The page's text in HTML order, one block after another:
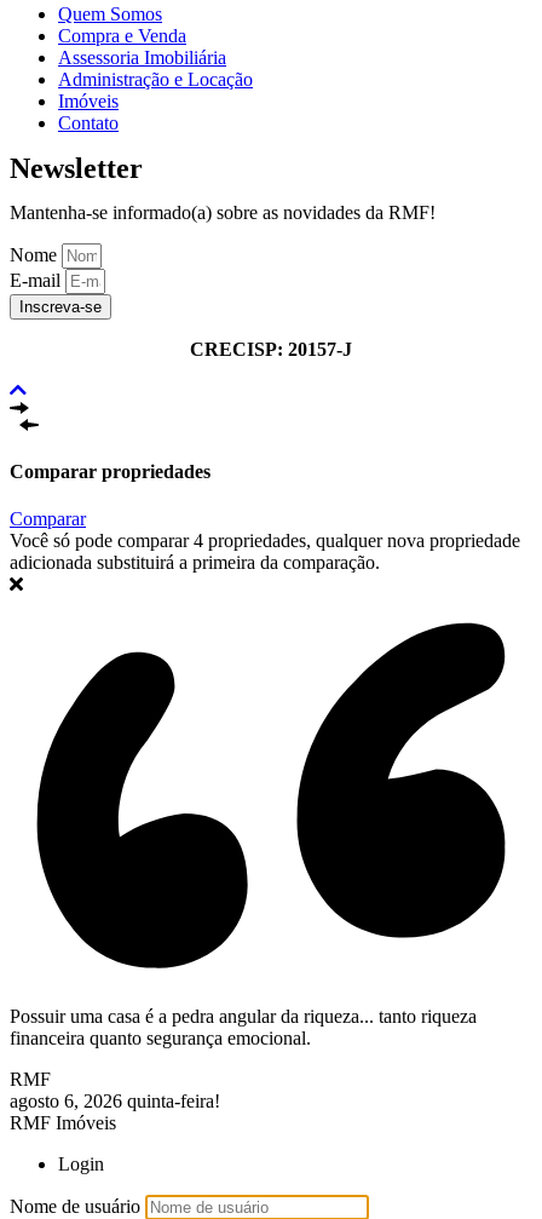
Quem Somos
Compra e Venda
Assessoria Imobiliária
Administração e Locação
Imóveis
Contato
Newsletter
Mantenha-se informado(a) sobre as novidades da RMF!
Nome
E-mail
Inscreva-se
CRECISP: 20157-J
Comparar propriedades
Comparar
Você só pode comparar 4 propriedades, qualquer nova propriedade
adicionada substituirá a primeira da comparação.
Possuir uma casa é a pedra angular da riqueza... tanto riqueza
financeira quanto segurança emocional.
RMF
agosto 6, 2026 quinta-feira!
RMF Imóveis
Login
Nome de usuário